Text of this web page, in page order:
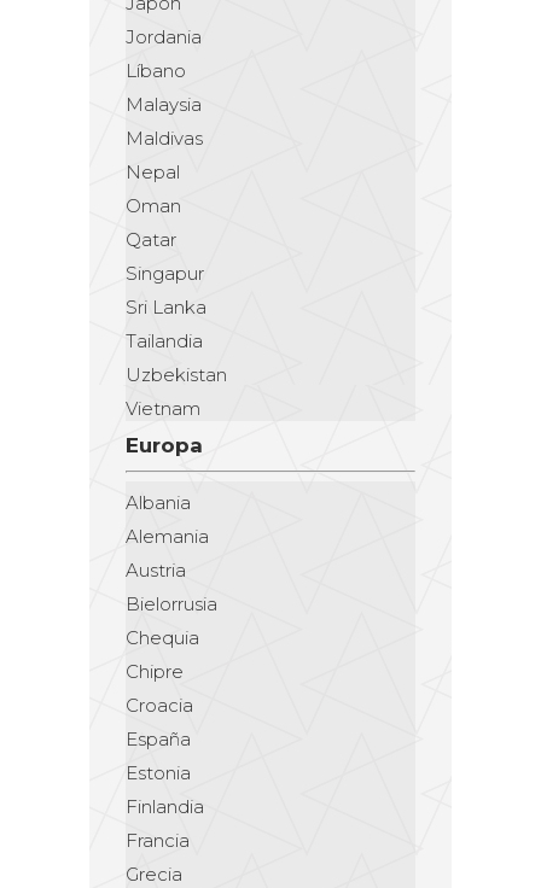
Jordania
Líbano
Malaysia
Maldivas
Nepal
Oman
Qatar
Singapur
Sri Lanka
Tailandia
Uzbekistan
Vietnam
Europa
Albania
Alemania
Austria
Bielorrusia
Chequia
Chipre
Croacia
España
Estonia
Finlandia
Francia
Grecia